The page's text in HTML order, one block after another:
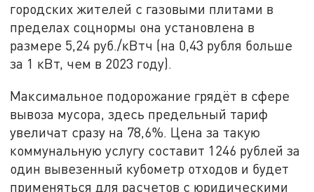
городских жителей с газовыми плитами в
пределах соцнормы она установлена в
размере 5,24 руб./кВтч (на 0,43 рубля больше
за 1 кВт, чем в 2023 году).
Максимальное подорожание грядёт в сфере
вывоза мусора, здесь предельный тариф
увеличат сразу на 78,6%. Цена за такую
коммунальную услугу составит 1246 рублей за
один вывезенный кубометр отходов и будет
применяться для расчетов с юридическими